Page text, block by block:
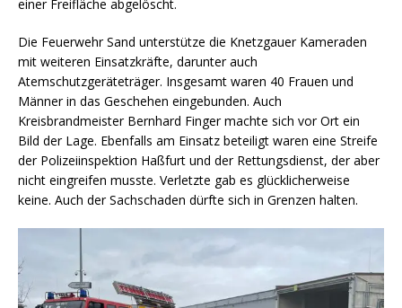
einer Freifläche abgelöscht.
Die Feuerwehr Sand unterstütze die Knetzgauer Kameraden
mit weiteren Einsatzkräfte, darunter auch
Atemschutzgeräteträger. Insgesamt waren 40 Frauen und
Männer in das Geschehen eingebunden. Auch
Kreisbrandmeister Bernhard Finger machte sich vor Ort ein
Bild der Lage. Ebenfalls am Einsatz beteiligt waren eine Streife
der Polizeiinspektion Haßfurt und der Rettungsdienst, der aber
nicht eingreifen musste. Verletzte gab es glücklicherweise
keine. Auch der Sachschaden dürfte sich in Grenzen halten.